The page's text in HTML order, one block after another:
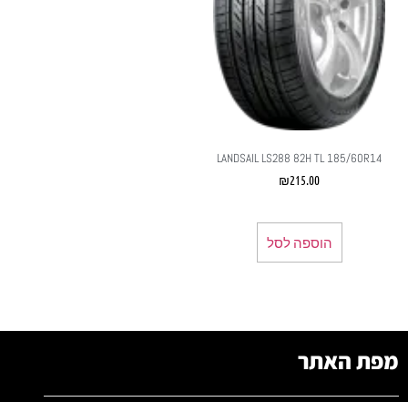
LANDSAIL LS288 82H TL 185/60R14
₪215.00
הוספה לסל
מפת האתר